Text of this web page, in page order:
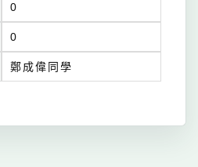
0
0
鄭成偉同學